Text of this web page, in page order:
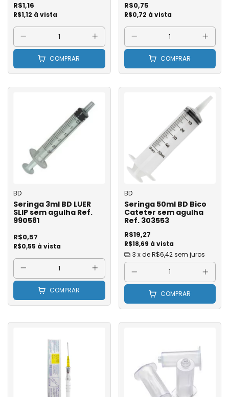
R$1,12 à vista
R$1,16
COMPRAR
R$0,72 à vista
R$0,75
COMPRAR
BD
Seringa 3ml BD LUER
SLIP sem agulha Ref.
990581
R$0,55 à vista
R$0,57
COMPRAR
BD
Seringa 50ml BD Bico
Cateter sem agulha
Ref. 303553
R$18,69 à vista
R$19,27
3 x deR$6,42 sem juros
COMPRAR